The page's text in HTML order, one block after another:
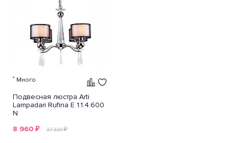
Много
Подвесная люстра Arti
Lampadari Rufina E 1.1.4.600
N
8 960 ₽ 37 330₽